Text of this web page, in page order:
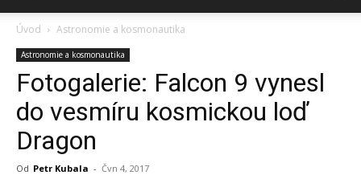
Úvod Astronomie a kosmonautika
Astronomie a kosmonautika
Fotogalerie: Falcon 9 vynesl
do vesmíru kosmickou loď
Dragon
Od Petr Kubala - Čvn 4, 2017